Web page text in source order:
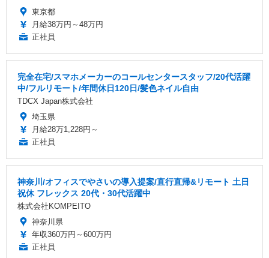
東京都
月給38万円～48万円
正社員
完全在宅/スマホメーカーのコールセンタースタッフ/20代活躍
中/フルリモート/年間休日120日/髪色ネイル自由
TDCX Japan株式会社
埼玉県
月給28万1,228円～
正社員
神奈川/オフィスでやさいの導入提案/直行直帰&リモート 土日
祝休 フレックス 20代・30代活躍中
株式会社KOMPEITO
神奈川県
年収360万円～600万円
正社員